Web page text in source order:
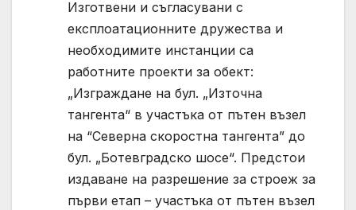
Изготвени и съгласувани с
експлоатационните дружества и
необходимите инстанции са
работните проекти за обект:
„Изграждане на бул. „Източна
тангента“ в участъка от пътен възел
на “Северна скоростна тангента” до
бул. „Ботевградско шосе“. Предстои
издаване на разрешение за строеж за
първи етап – участъка от пътен възел